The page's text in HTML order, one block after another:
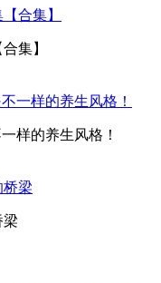
集】
样的养生风格！
梁